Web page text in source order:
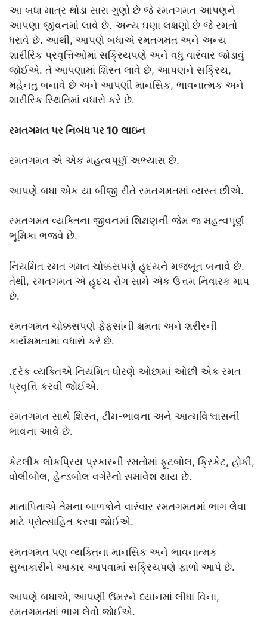
આ બધા માત્ર થોડા સારા ગુણો છે જે રમતગમત આપણને
આપણા જીવનમાં લાવે છે. અન્ય ઘણા લક્ષણો છે જે રમતો
ધરાવે છે. આથી, આપણે બધાએ રમતગમત અને અન્ય
શારીરિક પ્રવૃત્તિઓમાં સક્રિયપણે અને વધુ વારંવાર જોડાવું
જોઈએ. તે આપણામાં શિસ્ત લાવે છે, આપણને સક્રિય,
મહેનતુ બનાવે છે અને આપણી માનસિક, ભાવનાત્મક અને
શારીરિક સ્થિતિમાં વધારો કરે છે.
રમતગમત પર નિબંધ પર 10 લાઇન
રમતગમત એ એક મહત્વપૂર્ણ અભ્યાસ છે.
આપણે બધા એક યા બીજી રીતે રમતગમતમાં વ્યસ્ત છીએ.
રમતગમત વ્યક્તિના જીવનમાં શિક્ષણની જેમ જ મહત્વપૂર્ણ
ભૂમિકા ભજવે છે.
નિયમિત રમત ગમત ચોક્કસપણે હૃદયને મજબૂત બનાવે છે.
તેથી, રમતગમત એ હૃદય રોગ સામે એક ઉત્તમ નિવારક માપ
છે.
રમતગમત ચોક્કસપણે ફેફસાંની ક્ષમતા અને શરીરની
કાર્યક્ષમતામાં વધારો કરે છે.
.દરેક વ્યક્તિએ નિયમિત ધોરણે ઓછામાં ઓછી એક રમત
પ્રવૃત્તિ કરવી જોઈએ.
રમતગમત સાથે શિસ્ત, ટીમ-ભાવના અને આત્મવિશ્વાસની
ભાવના આવે છે.
કેટલીક લોકપ્રિય પ્રકારની રમતોમાં ફૂટબોલ, ક્રિકેટ, હોકી,
વોલીબોલ, હેન્ડબોલ વગેરેનો સમાવેશ થાય છે.
માતાપિતાએ તેમના બાળકોને વારંવાર રમતગમતમાં ભાગ લેવા
માટે પ્રોત્સાહિત કરવા જોઈએ.
રમતગમત પણ વ્યક્તિના માનસિક અને ભાવનાત્મક
સુખાકારીને આકાર આપવામાં સક્રિયપણે ફાળો આપે છે.
આપણે બધાએ, આપણી ઉંમરને ધ્યાનમાં લીધા વિના,
રમતગમતમાં ભાગ લેવો જોઈએ.